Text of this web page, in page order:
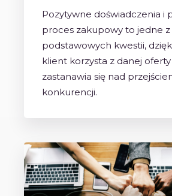
Pozytywne doświadczenia i
proces zakupowy to jedne z
podstawowych kwestii,
klient korzysta z danej oferty
zastanawia się nad
konkurencji.